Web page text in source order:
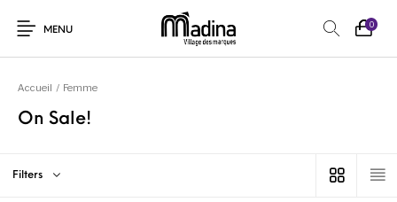
MENU
0
Accueil / Femme
On Sale!
Filters